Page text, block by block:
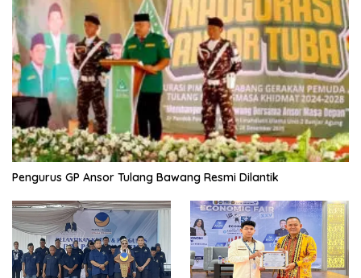
Pengurus GP Ansor Tulang Bawang Resmi Dilantik